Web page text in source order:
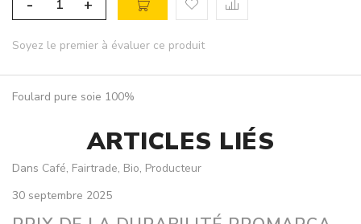
+
Soyez le premier à évaluer ce produit
Foulard pure soie 100%
ARTICLES LIÉS
Dans Café, Fairtrade, Bio, Producteur
30 septembre 2025